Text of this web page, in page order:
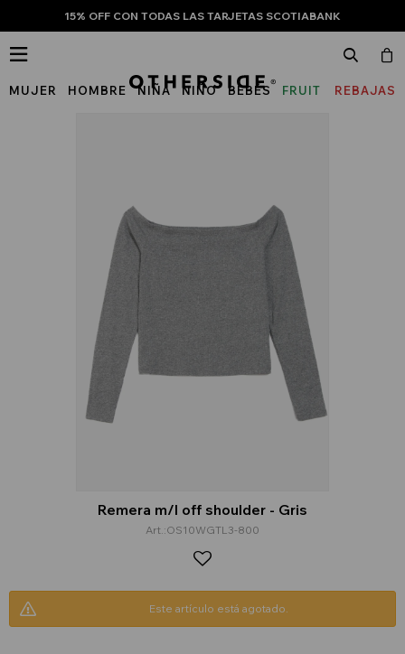
15% OFF CON TODAS LAS TARJETAS SCOTIABANK
MUJER HOMBRE NIÑA NIÑO BEBÉS
FRUIT
REBAJAS

Remera m/l off shoulder - Gris
OS10WGTL3-800
Este artículo está agotado.